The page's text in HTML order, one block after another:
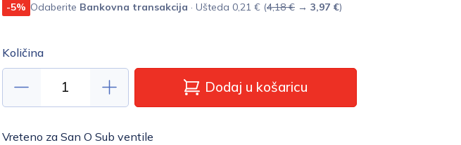
-5% Odaberite Bankovna transakcija · Ušteda 0,21 € (4,18 € → 3,97 €)
Količina
Dodaj u košaricu
Vreteno za San O Sub ventile